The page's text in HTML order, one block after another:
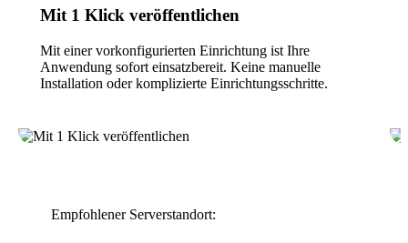
Mit 1 Klick veröffentlichen
Mit einer vorkonfigurierten Einrichtung ist Ihre
Anwendung sofort einsatzbereit. Keine manuelle
Installation oder komplizierte Einrichtungsschritte.
Empfohlener Serverstandort: